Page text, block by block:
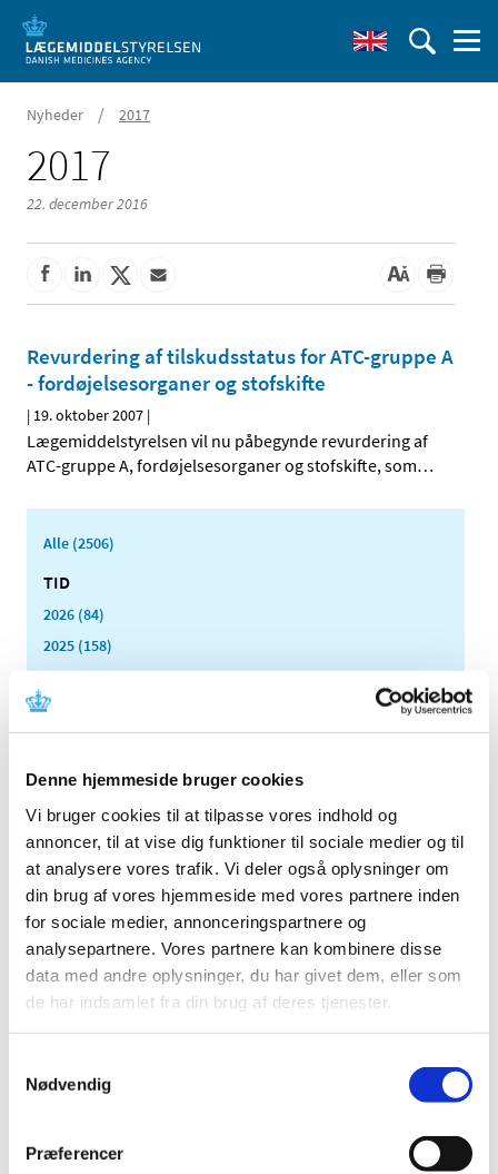
Denne hjemmeside bruger cookies
Vi bruger cookies til at tilpasse vores indhold og
annoncer, til at vise dig funktioner til sociale medier og til
at analysere vores trafik. Vi deler også oplysninger om
din brug af vores hjemmeside med vores partnere inden
for sociale medier, annonceringspartnere og
analysepartnere. Vores partnere kan kombinere disse
data med andre oplysninger, du har givet dem, eller som
de har indsamlet fra din brug af deres tjenester.
Nødvendig
Præferencer
Nyheder / 2017
2017
22. december 2016
Revurdering af tilskudsstatus for ATC-gruppe A
- fordøjelsesorganer og stofskifte
| 19. oktober 2007 |
Lægemiddelstyrelsen vil nu påbegynde revurdering af
ATC-gruppe A, fordøjelsesorganer og stofskifte, som…
Alle (2506)
TID
2026 (84)
2025 (158)
2024 (224)
2023 (195)
2022 (197)
2021 (516)
2019 (159)
2018 (150)
2017 (167)
2016 (167)
2015 (33)
2014 (44)
2011 (13)
2009 (14)